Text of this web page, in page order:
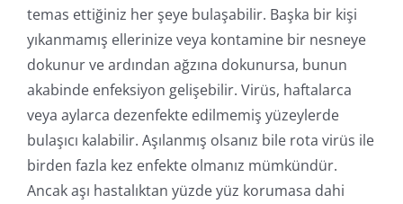
temas ettiğiniz her şeye bulaşabilir. Başka bir kişi
yıkanmamış ellerinize veya kontamine bir nesneye
dokunur ve ardından ağzına dokunursa, bunun
akabinde enfeksiyon gelişebilir. Virüs, haftalarca
veya aylarca dezenfekte edilmemiş yüzeylerde
bulaşıcı kalabilir. Aşılanmış olsanız bile rota virüs ile
birden fazla kez enfekte olmanız mümkündür.
Ancak aşı hastalıktan yüzde yüz korumasa dahi